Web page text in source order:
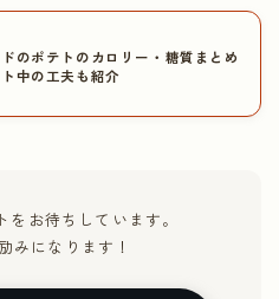
のポテトのカロリー・糖質まとめ
ト中の工夫も紹介
お待ちしています。
みになります！